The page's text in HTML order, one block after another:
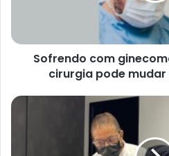
Sofrendo com
cirurgia pode